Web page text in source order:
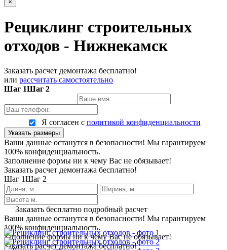
×
Рециклинг строительных
отходов - Нижнекамск
Заказать расчет демонтажа бесплатно!
или рассчитать самостоятельно
Шаг 1Шаг 2
Я согласен с политикой конфиденциальности
Указать размеры
Ваши данные останутся в безопасности! Мы гарантируем
100% конфиденциальность.
Заполнение формы ни к чему Вас не обязывает!
Заказать расчет демонтажа бесплатно!
Шаг 1Шаг 2
Заказать бесплатно подробный расчет
Ваши данные останутся в безопасности! Мы гарантируем
100% конфиденциальность.
Заполнение формы ни к чему Вас не обязывает!
Заказать расчет демонтажа бесплатно!